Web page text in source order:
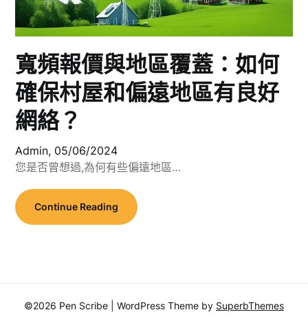
寬頻報價與地區覆蓋：如何
確保村屋和偏遠地區有良好
網絡？
Admin, 05/06/2024
您是否曾想過,為何有些偏遠地區…
Continue Reading
©2026 Pen Scribe | WordPress Theme by SuperbThemes